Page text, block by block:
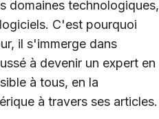
domaines technologiques,
C'est pourquoi
il s'immerge dans
à devenir un expert en
à tous, en la
à travers ses articles.